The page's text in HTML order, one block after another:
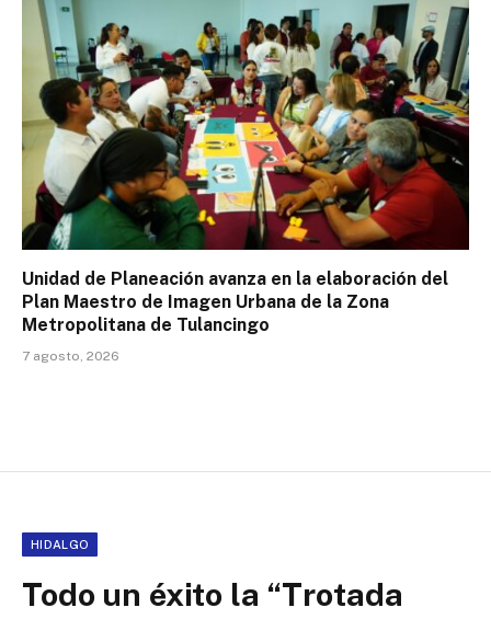
Unidad de Planeación avanza en la elaboración del
Plan Maestro de Imagen Urbana de la Zona
Metropolitana de Tulancingo
7 agosto, 2026
HIDALGO
Todo un éxito la “Trotada